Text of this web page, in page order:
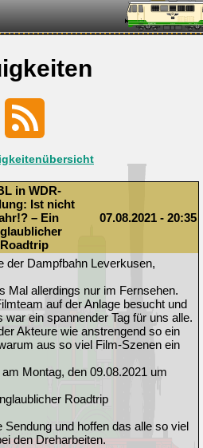
in WDR-
Ist nicht
– Ein
Roadtrip
07.08.2021 - 20:35
der Dampfbahn Leverkusen,
Mal allerdings nur im Fernsehen.
auf der Anlage besucht und
ein spannender Tag für uns alle.
Akteure wie anstrengend so ein
aus so viel Film-Szenen ein
Montag, den 09.08.2021 um
Roadtrip
und hoffen das alle so viel
den Dreharbeiten.